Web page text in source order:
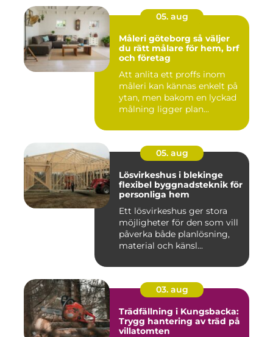
05. aug
Måleri göteborg så väljer
du rätt målare för hem, brf
och företag
Att anlita ett proffs inom
måleri kan kännas enkelt på
ytan, men bakom en lyckad
målning ligger plan...
05. aug
Lösvirkeshus i blekinge
flexibel byggnadsteknik för
personliga hem
Ett lösvirkeshus ger stora
möjligheter för den som vill
påverka både planlösning,
material och känsl...
03. aug
Trädfällning i Kungsbacka:
Trygg hantering av träd på
villatomten